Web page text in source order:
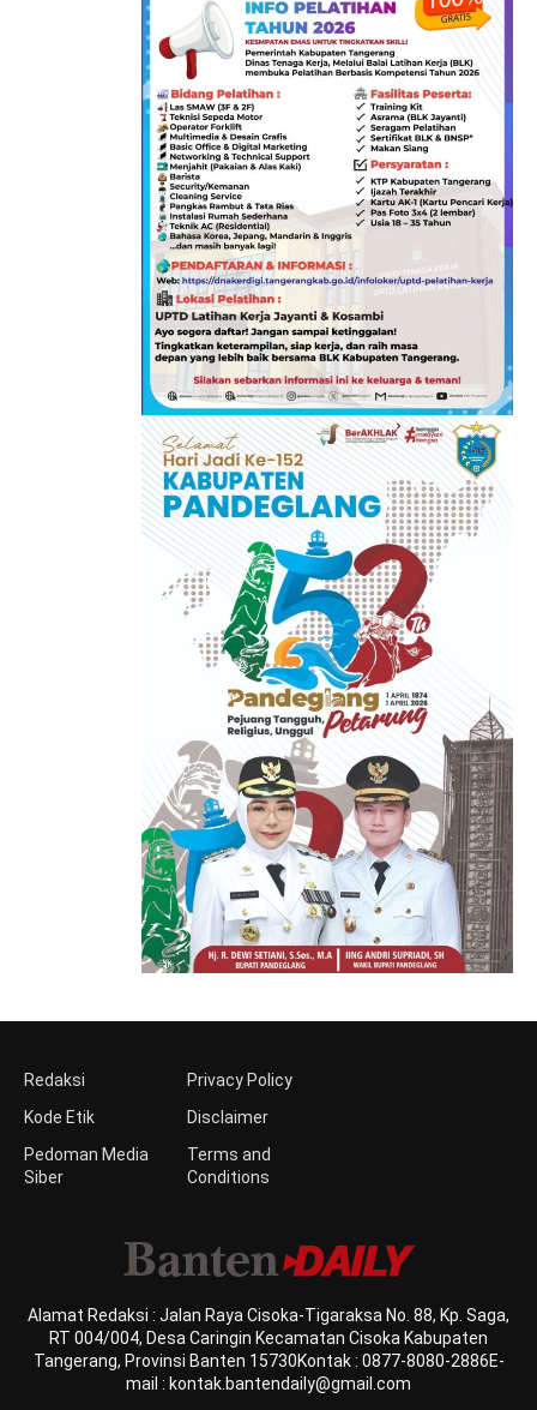
Redaksi
Kode Etik
Pedoman Media
Siber
Privacy Policy
Disclaimer
Terms and
Conditions
Alamat Redaksi : Jalan Raya Cisoka-Tigaraksa No. 88, Kp. Saga,
RT 004/004, Desa Caringin Kecamatan Cisoka Kabupaten
Tangerang, Provinsi Banten 15730Kontak : 0877-8080-2886E-
mail : kontak.bantendaily@gmail.com